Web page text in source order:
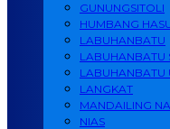
GUNUNGSITOLI
HUMBANG
LABUHANBATU
LABUHANBATU
LABUHANBATU
LANGKAT
MANDAILING
NIAS